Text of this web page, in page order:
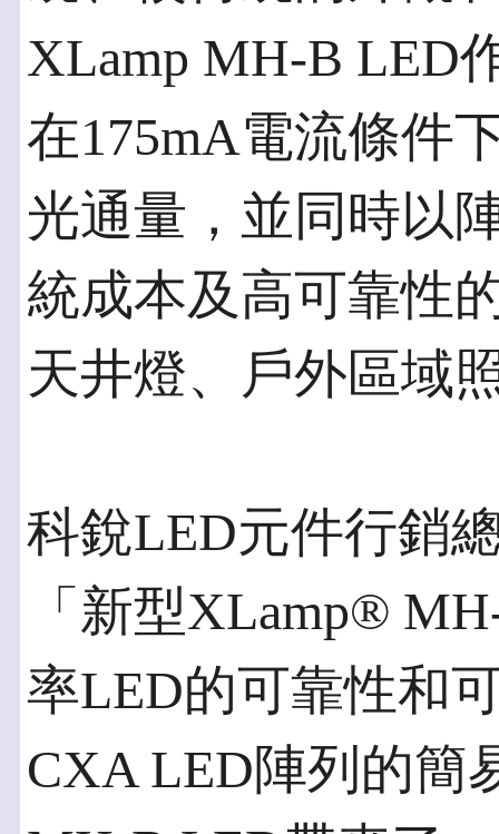
XLamp MH-B LED
在175mA電流條件
光通量，並同時以
統成本及高可靠性
天井燈、戶外區域
科銳LED元件行銷
「新型XLamp®
率LED的可靠性和
CXA LED陣列的簡